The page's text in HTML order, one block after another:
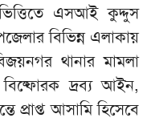
এসআই কুদ্দুস
বিভিন্ন এলাকায়
থানার মামলা
দ্রব্য আইন,
প্রাপ্ত আসামি হিসেবে